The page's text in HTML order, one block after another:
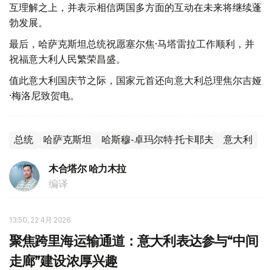
互理解之上，并表示相信两国多方面的互动在未来将继续蓬
勃发展。
最后，哈萨克斯坦总统祝愿塞尔焦·马塔雷拉工作顺利，并
祝福意大利人民繁荣昌盛。
值此意大利国庆节之际，国家元首还向意大利总理焦尔吉娅
·梅洛尼致贺电。
总统 哈萨克斯坦 哈斯穆-卓玛尔特·托卡耶夫 意大利
木合塔尔 哈力木拉
编译
13:50, 22 4月 2026
聚焦跨里海运输通道：意大利表达参与“中间
走廊”建设浓厚兴趣